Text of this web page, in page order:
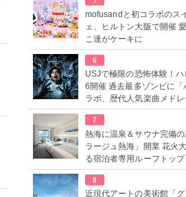
mofusandと初コラボのス
ェ、ヒルトン大阪で開催
こ達がケーキに
6
USJで極限の恐怖体験！
6開催 過去最多ゾンビに「
ラボ、歴代人気楽曲メド
7
熱海に温泉＆サウナ完備
ラージュ熱海」開業 花火
る宿泊者専用ルーフトップ
8
近現代アートの美術館「グ